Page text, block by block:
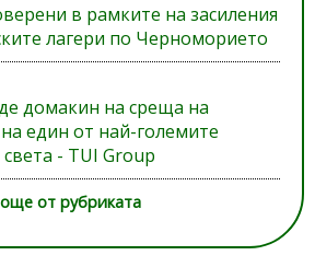
в рамките на засиления
лагери по Черноморието
домакин на среща на
един от най-големите
- TUI Group
още от рубриката